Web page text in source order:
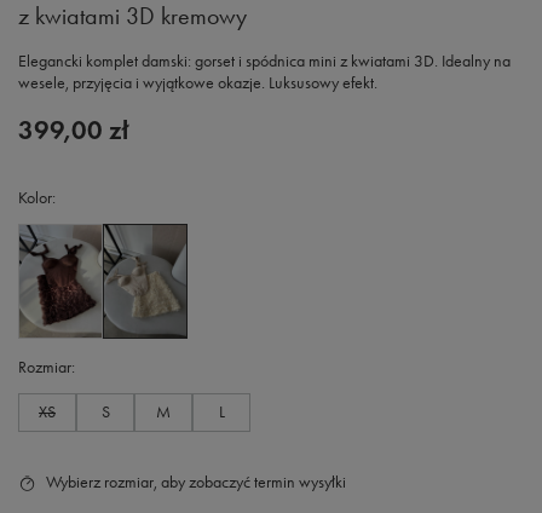
z kwiatami 3D kremowy
Elegancki komplet damski: gorset i spódnica mini z kwiatami 3D. Idealny na
wesele, przyjęcia i wyjątkowe okazje. Luksusowy efekt.
Kolor
Rozmiar
XS S M L
399,00 zł
Wybierz rozmiar, aby zobaczyć termin wysyłki